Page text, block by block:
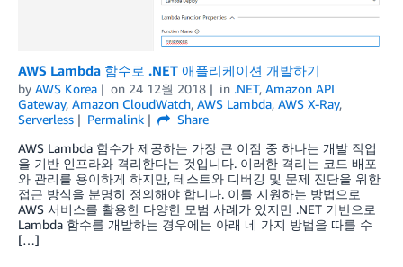
AWS Lambda 함수로 .NET 애플리케이션 개발하기
by AWS Korea on 24 12월 2018 in .NET, Amazon API
Gateway, Amazon CloudWatch, AWS Lambda, AWS X-Ray,
Serverless
Permalink
Share
AWS Lambda 함수가 제공하는 가장 큰 이점 중 하나는 개발 작업
을 기반 인프라와 격리한다는 것입니다. 이러한 격리는 코드 배포
와 관리를 용이하게 하지만, 테스트와 디버깅 및 문제 진단을 위한
접근 방식을 분명히 정의해야 합니다. 이를 지원하는 방법으로
AWS 서비스를 활용한 다양한 모범 사례가 있지만 .NET 기반으로
Lambda 함수를 개발하는 경우에는 아래 네 가지 방법을 따를 수
[…]